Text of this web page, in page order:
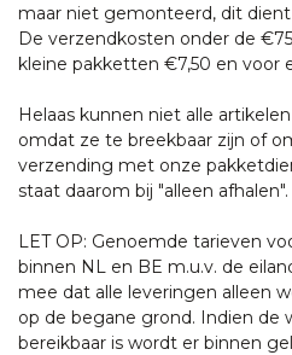
maar niet gemonteerd, dit
De verzendkosten onder de
kleine pakketten €7,50 en voor
Helaas kunnen niet alle
omdat ze te breekbaar zijn of
verzending met onze
staat daarom bij "alleen afhalen".
LET OP: Genoemde tarieven
binnen NL en BE m.u.v. de
mee dat alle leveringen alleen
op de begane grond. Indien de
bereikbaar is wordt er binnen